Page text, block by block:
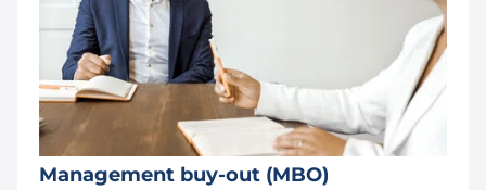
Management buy-out (MBO)